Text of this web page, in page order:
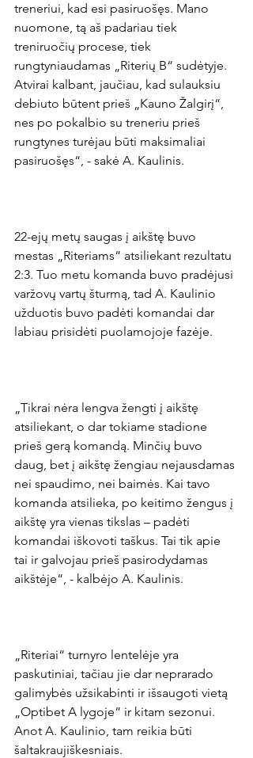
treneriui, kad esi pasiruošęs. Mano
nuomone, tą aš padariau tiek
treniruočių procese, tiek
rungtyniaudamas „Riterių B“ sudėtyje.
Atvirai kalbant, jaučiau, kad sulauksiu
debiuto būtent prieš „Kauno Žalgirį“,
nes po pokalbio su treneriu prieš
rungtynes turėjau būti maksimaliai
pasiruošęs“, - sakė A. Kaulinis.
22-ejų metų saugas į aikštę buvo
mestas „Riteriams“ atsiliekant rezultatu
2:3. Tuo metu komanda buvo pradėjusi
varžovų vartų šturmą, tad A. Kaulinio
užduotis buvo padėti komandai dar
labiau prisidėti puolamojoje fazėje.
„Tikrai nėra lengva žengti į aikštę
atsiliekant, o dar tokiame stadione
prieš gerą komandą. Minčių buvo
daug, bet į aikštę žengiau nejausdamas
nei spaudimo, nei baimės. Kai tavo
komanda atsilieka, po keitimo žengus į
aikštę yra vienas tikslas – padėti
komandai iškovoti taškus. Tai tik apie
tai ir galvojau prieš pasirodydamas
aikštėje“, - kalbėjo A. Kaulinis.
„Riteriai“ turnyro lentelėje yra
paskutiniai, tačiau jie dar neprarado
galimybės užsikabinti ir išsaugoti vietą
„Optibet A lygoje“ ir kitam sezonui.
Anot A. Kaulinio, tam reikia būti
šaltakraujiškesniais.